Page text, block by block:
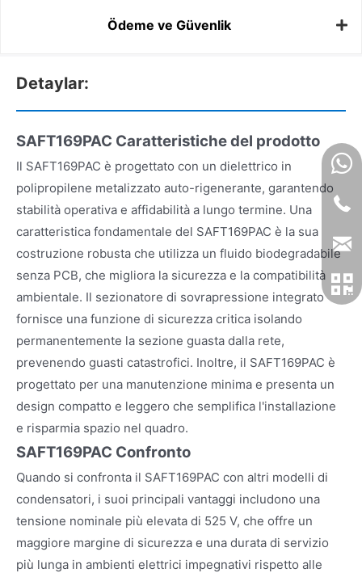
Ödeme ve Güvenlik
Detaylar:
SAFT169PAC Caratteristiche del prodotto
Il SAFT169PAC è progettato con un dielettrico in
polipropilene metalizzato auto-rigenerante, garantendo
stabilità operativa e affidabilità a lungo termine. Una
caratteristica fondamentale del SAFT169PAC è la sua
costruzione robusta che utilizza un fluido biodegradabile
senza PCB, che migliora la sicurezza e la compatibilità
ambientale. Il sezionatore di sovrapressione integrato
fornisce una funzione di sicurezza critica isolando
permanentemente la sezione guasta dalla rete,
prevenendo guasti catastrofici. Inoltre, il SAFT169PAC è
progettato per una manutenzione minima e presenta un
design compatto e leggero che semplifica l'installazione
e risparmia spazio nel quadro.
SAFT169PAC Confronto
Quando si confronta il SAFT169PAC con altri modelli di
condensatori, i suoi principali vantaggi includono una
tensione nominale più elevata di 525 V, che offre un
maggiore margine di sicurezza e una durata di servizio
più lunga in ambienti elettrici impegnativi rispetto alle